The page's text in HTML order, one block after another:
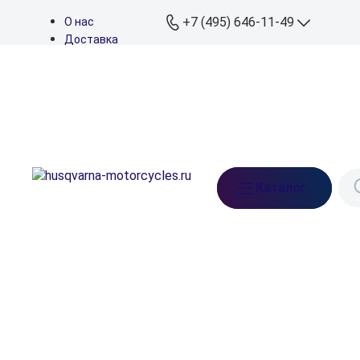
О нас
Доставка
+7 (495) 646-11-49
info@husqvarna-
motorcycles.ru